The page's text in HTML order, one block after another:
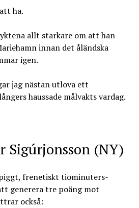
ha.
allt starkare om att han
innan det åländska
igen.
jag nästan utlova ett
haussade målvakts vardag.
Sigúrjonsson (NY)
frenetiskt tiominuters-
generera tre poäng mot
också: